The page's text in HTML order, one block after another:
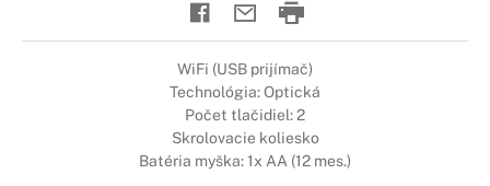
WiFi (USB prijímač)
Technológia: Optická
Počet tlačidiel: 2
Skrolovacie koliesko
Batéria myška: 1x AA (12 mes.)